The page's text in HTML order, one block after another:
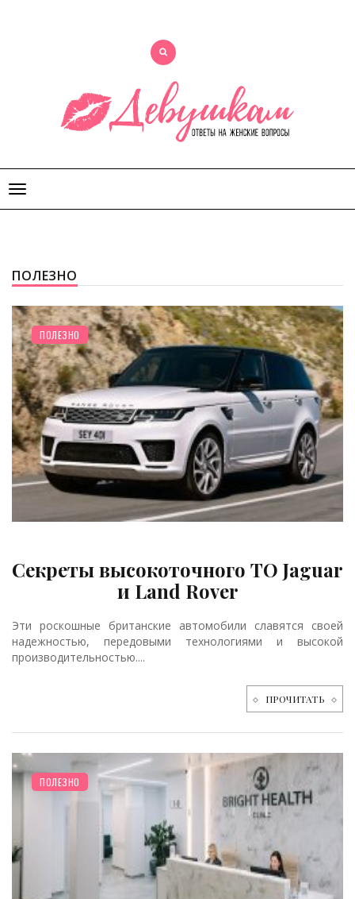
Открыть
меню
ПОЛЕЗНО
ПОЛЕЗНО
Секреты высокоточного ТО Jaguar
и Land Rover
Эти роскошные британские автомобили славятся своей
надежностью, передовыми технологиями и высокой
производительностью....
ПРОЧИТАТЬ
ПОЛЕЗНО